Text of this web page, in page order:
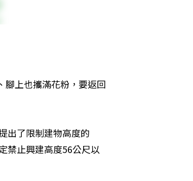
腳上也攜滿花粉，要返回
出了限制建物高度的
禁止興建高度56公尺以